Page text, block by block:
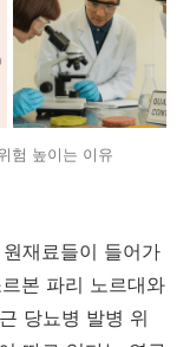
험 높이는 이유
재료들이 들어가
본 파리 노르대와
당뇨병 발병 위